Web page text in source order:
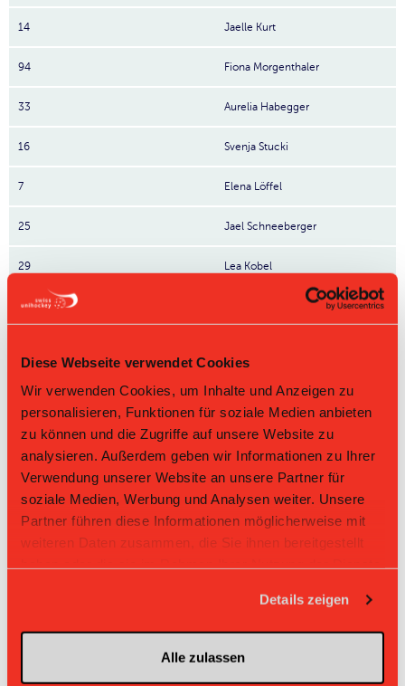
Diese Webseite verwendet Cookies
Wir verwenden Cookies, um Inhalte und Anzeigen zu
personalisieren, Funktionen für soziale Medien anbieten
zu können und die Zugriffe auf unsere Website zu
analysieren. Außerdem geben wir Informationen zu Ihrer
Verwendung unserer Website an unsere Partner für
soziale Medien, Werbung und Analysen weiter. Unsere
Partner führen diese Informationen möglicherweise mit
weiteren Daten zusammen, die Sie ihnen bereitgestellt
Details zeigen
Alle zulassen
14 Jaelle Kurt
94 Fiona Morgenthaler
33 Aurelia Habegger
16 Svenja Stucki
7 Elena Löffel
25 Jael Schneeberger
29 Lea Kobel
9
Tabelle Juniorinnen U21 A Gruppe 1 2025/26 per
L-UPL
L-UPL
HNLB DNLB andere
Rg. Team Sp TD PQ P
1 Jets 18 +93 3.0 54
2 Zug United 18 +48 2.5 45
-8